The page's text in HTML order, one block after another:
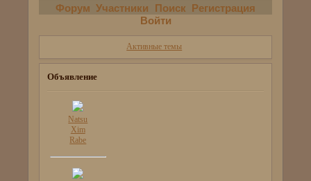
Форум Участники Поиск Регистрация
Войти
Активные темы
Объявление
Natsu
Xim
Rabe